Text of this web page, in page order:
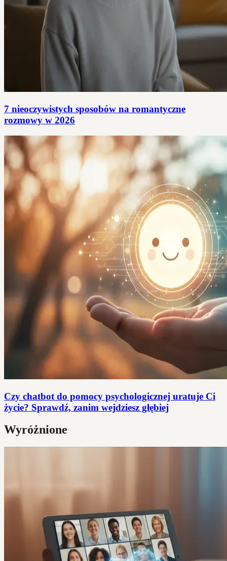
7 nieoczywistych sposobów na romantyczne
rozmowy w 2026
Czy chatbot do pomocy psychologicznej uratuje Ci
życie? Sprawdź, zanim wejdziesz głębiej
Wyróżnione